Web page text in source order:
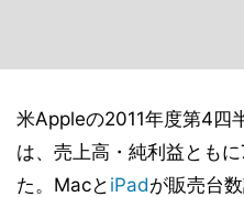
米Appleの2011年度第4四
は、売上高・純利益とも
た。Macと iPadが販売台